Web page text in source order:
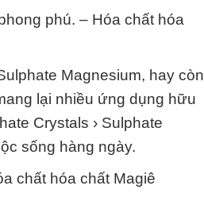
phú. – Hóa chất hóa
Magnesium, hay còn
lại nhiều ứng dụng hữu
Crystals › Sulphate
sống hàng ngày.
chất hóa chất Magiê